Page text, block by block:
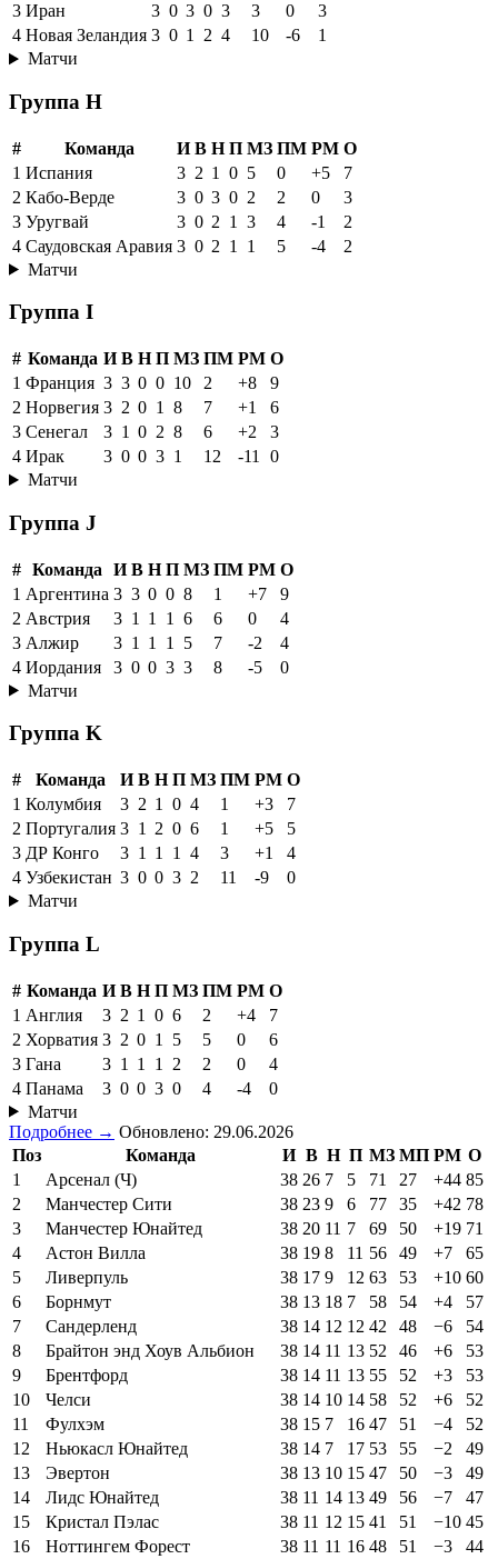
3 Иран 3 0 3 0 3 3 0
3
4 Новая Зеландия 3 0 1 2 4 10 -6
1
Матчи
Группа H
# Команда И В Н П МЗ ПМ РМ О
1 Испания 3 2 1 0 5 0 +5
7
2 Кабо-Верде 3 0 3 0 2 2 0
3
3 Уругвай 3 0 2 1 3 4 -1
2
4 Саудовская Аравия 3 0 2 1 1 5 -4
2
Матчи
Группа I
# Команда И В Н П МЗ ПМ РМ О
1 Франция 3 3 0 0 10 2 +8
9
2 Норвегия 3 2 0 1 8 7 +1
6
3 Сенегал 3 1 0 2 8 6 +2
3
4 Ирак 3 0 0 3 1 12 -11
0
Матчи
Группа J
# Команда И В Н П МЗ ПМ РМ О
1 Аргентина 3 3 0 0 8 1 +7
9
2 Австрия 3 1 1 1 6 6 0
4
3 Алжир 3 1 1 1 5 7 -2
4
4 Иордания 3 0 0 3 3 8 -5
0
Матчи
Группа K
# Команда И В Н П МЗ ПМ РМ О
1 Колумбия 3 2 1 0 4 1 +3
7
2 Португалия 3 1 2 0 6 1 +5
5
3 ДР Конго 3 1 1 1 4 3 +1
4
4 Узбекистан 3 0 0 3 2 11 -9
0
Матчи
Группа L
# Команда И В Н П МЗ ПМ РМ О
1 Англия 3 2 1 0 6 2 +4
7
2 Хорватия 3 2 0 1 5 5 0
6
3 Гана 3 1 1 1 2 2 0
4
4 Панама 3 0 0 3 0 4 -4
0
Матчи
Подробнее → Обновлено: 29.06.2026
Поз
Команда И В Н П МЗ МП РМ О
1
Арсенал (Ч) 38 26 7 5 71 27 +44 85
2
Манчестер Сити 38 23 9 6 77 35 +42 78
3
Манчестер Юнайтед 38 20 11 7 69 50 +19 71
4
Астон Вилла 38 19 8 11 56 49 +7
65
5
Ливерпуль 38 17 9 12 63 53 +10 60
6
Борнмут 38 13 18 7 58 54 +4
57
7
Сандерленд 38 14 12 12 42 48 −6
54
8
Брайтон энд Хоув Альбион 38 14 11 13 52 46 +6
53
9
Брентфорд 38 14 11 13 55 52 +3
53
10
Челси 38 14 10 14 58 52 +6
52
11
Фулхэм 38 15 7 16 47 51 −4
52
12
Ньюкасл Юнайтед 38 14 7 17 53 55 −2
49
13
Эвертон 38 13 10 15 47 50 −3
49
14
Лидс Юнайтед 38 11 14 13 49 56 −7
47
15
Кристал Пэлас 38 11 12 15 41 51 −10 45
16
Ноттингем Форест 38 11 11 16 48 51 −3
44